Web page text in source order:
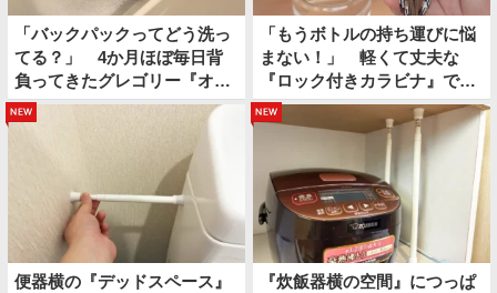
「バックパックってどう洗っ
てる？」 4か月ほぼ毎日背
負ってきたグレゴリー『オー
ルデイ』を…
「もうボトルの持ち運びに悩
まない！」 軽くて丈夫な
『ロック付きカラビナ』で夏
のお出かけが快適になる
便器横の『デッドスペース』
『炊飯器横の空間』につっぱ